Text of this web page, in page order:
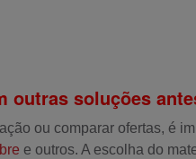
outras soluções
ou comparar ofertas, é
e outros. A escolha do